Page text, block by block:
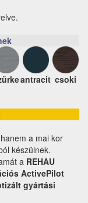
antracit csoki
a mai kor
készülnek.
a REHAU
ActivePilot
gyártási